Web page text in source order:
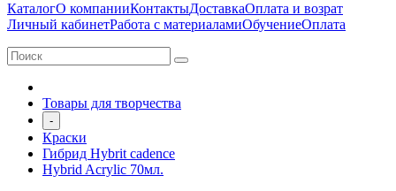
КаталогО компанииКонтактыДоставкаОплата и возрат
Личный кабинетРабота с материаламиОбучениеОплата
Товары для творчества
-
Краски
Гибрид Hybrit cadence
Hybrid Acrylic 70мл.